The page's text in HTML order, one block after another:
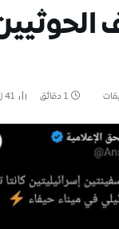
1 دقائق 41